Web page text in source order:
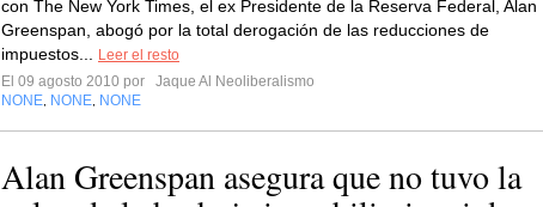
con The New York Times, el ex Presidente de la Reserva Federal, Alan
Greenspan, abogó por la total derogación de las reducciones de
impuestos...
Leer el resto
El 09 agosto 2010 por
Jaque Al Neoliberalismo
NONE NONE NONE
Alan Greenspan asegura que no tuvo la